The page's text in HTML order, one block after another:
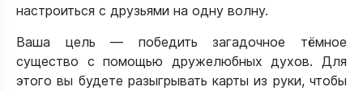
настроиться с друзьями на одну волну.
Ваша цель — победить загадочное тёмное
существо с помощью дружелюбных духов. Для
этого вы будете разыгрывать карты из руки, чтобы